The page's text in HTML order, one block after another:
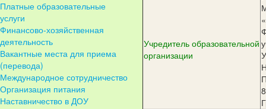
Платные образовательные
услуги
Финансово-хозяйственная
деятельность
Вакантные места для приема
(перевода)
Международное сотрудничество
Организация питания
Наставничество в ДОУ
Учредитель образовательной
организации